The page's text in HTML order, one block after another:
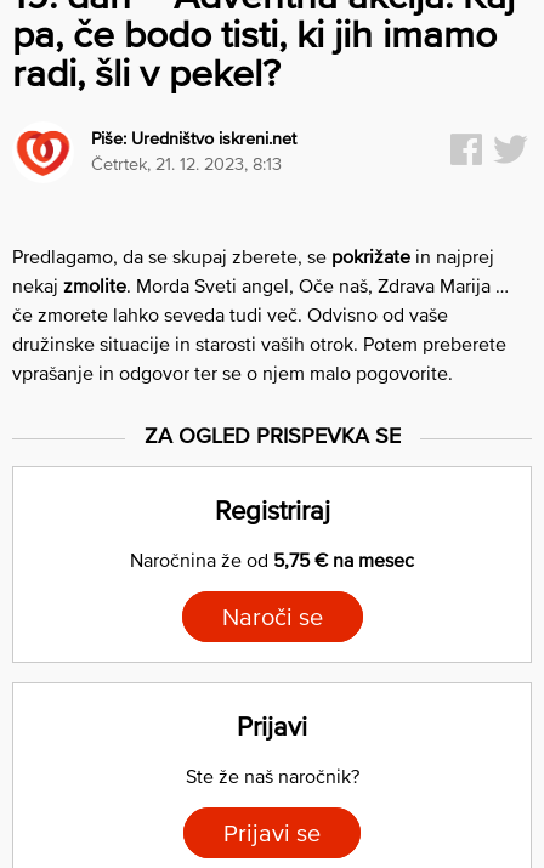
pa, če bodo tisti, ki jih imamo
radi, šli v pekel?
Piše: Uredništvo iskreni.net
četrtek, 21. 12. 2023, 8:13
Predlagamo, da se skupaj zberete, se pokrižate in najprej
nekaj zmolite. Morda Sveti angel, Oče naš, Zdrava Marija …
če zmorete lahko seveda tudi več. Odvisno od vaše
družinske situacije in starosti vaših otrok. Potem preberete
vprašanje in odgovor ter se o njem malo pogovorite.
ZA OGLED PRISPEVKA SE
Registriraj
Naročnina že od 5,75 € na mesec
Naroči se
Prijavi
Ste že naš naročnik?
Prijavi se